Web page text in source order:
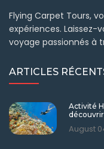
Flying Carpet Tours,
expériences. Laissez-
voyage passionnés à
ARTICLES
Activité
découvrir
August